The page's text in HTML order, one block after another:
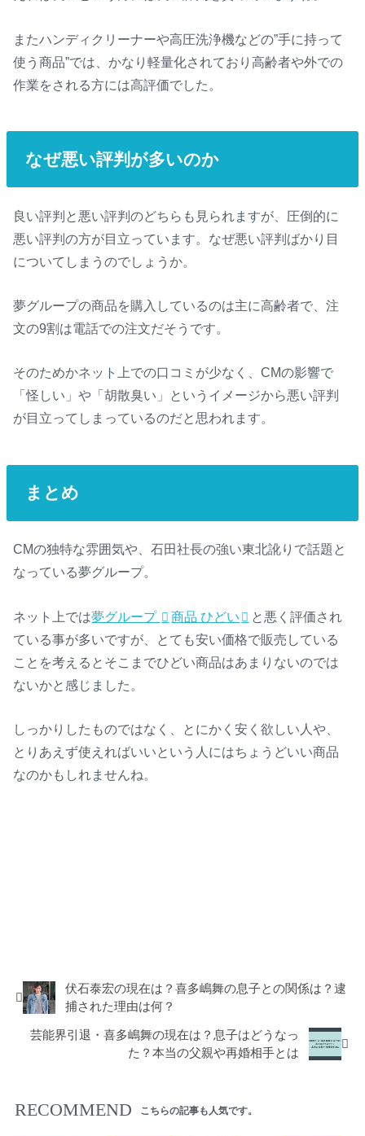
またハンディクリーナーや高圧洗浄機などの”手に持って
使う商品”では、かなり軽量化されており高齢者や外での
作業をされる方には高評価でした。
なぜ悪い評判が多いのか
良い評判と悪い評判のどちらも見られますが、圧倒的に
悪い評判の方が目立っています。なぜ悪い評判ばかり目
についてしまうのでしょうか。
夢グループの商品を購入しているのは主に高齢者で、注
文の9割は電話での注文だそうです。
そのためかネット上での口コミが少なく、CMの影響で
「怪しい」や「胡散臭い」というイメージから悪い評判
が目立ってしまっているのだと思われます。
まとめ
CMの独特な雰囲気や、石田社長の強い東北訛りで話題と
なっている夢グループ。
ネット上では夢グループ 商品 ひどい
と悪く評価され
ている事が多いですが、とても安い価格で販売している
ことを考えるとそこまでひどい商品はあまりないのでは
ないかと感じました。
しっかりしたものではなく、とにかく安く欲しい人や、
とりあえず使えればいいという人にはちょうどいい商品
なのかもしれませんね。
伏石泰宏の現在は？喜多嶋舞の息子との関係は？逮
捕された理由は何？
芸能界引退・喜多嶋舞の現在は？息子はどうなっ
た？本当の父親や再婚相手とは
RECOMMEND こちらの記事も人気です。